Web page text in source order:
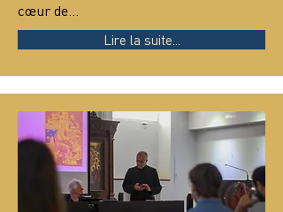
cœur de…
Lire la suite...